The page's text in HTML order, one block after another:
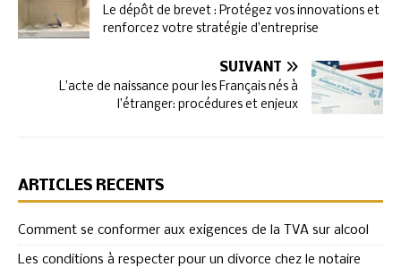
Le dépôt de brevet : Protégez vos innovations et
renforcez votre stratégie d’entreprise
SUIVANT
L’acte de naissance pour les Français nés à
l’étranger: procédures et enjeux
ARTICLES RÉCENTS
Comment se conformer aux exigences de la TVA sur alcool
Les conditions à respecter pour un divorce chez le notaire